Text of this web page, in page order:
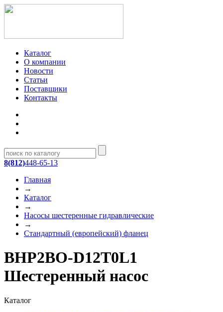
Каталог
О компании
Новости
Статьи
Поставщики
Контакты
8(812)448-65-13
Главная
→
Каталог
→
Насосы шестеренные гидравлические
→
Стандартный (европейский) фланец
BHP2BO-D12T0L1
Шестеренный насос
Каталог